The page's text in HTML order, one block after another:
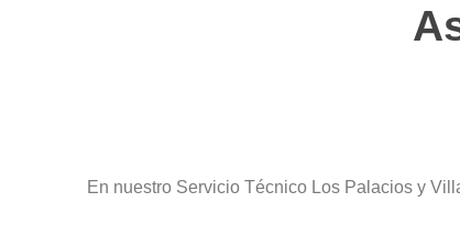
En nuestro Servicio Técnico Los Palacios y